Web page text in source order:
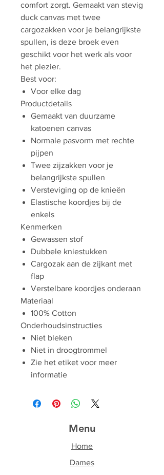
comfort zorgt. Gemaakt van stevig
duck canvas met twee
cargozakken voor je belangrijkste
spullen, is deze broek even
geschikt voor het werk als voor
het plezier.
Best voor:
Voor elke dag
Productdetails
Gemaakt van duurzame
katoenen canvas
Normale pasvorm met rechte
pijpen
Twee zijzakken voor je
belangrijkste spullen
Versteviging op de knieën
Elastische koordjes bij de
enkels
Kenmerken
Gewassen stof
Dubbele kniestukken
Cargozak aan de zijkant met
flap
Verstelbare koordjes onderaan
Materiaal
100% Cotton
Onderhoudsinstructies
Niet bleken
Niet in droogtrommel
Zie het etiket voor meer
informatie
Menu
Home
Dames